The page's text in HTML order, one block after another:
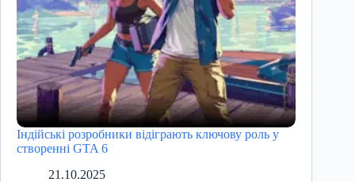
Індійські розробники відіграють ключову роль у
створенні GTA 6
21.10.2025